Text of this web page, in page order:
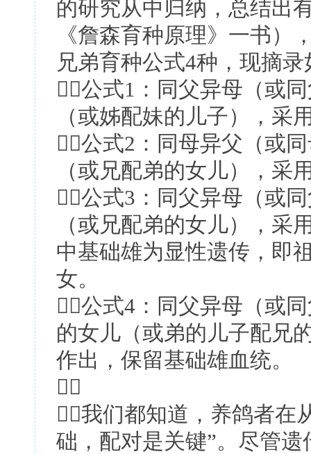
的研究从中归纳，总结出
《詹森育种原理》一书）
兄弟育种公式4种，现摘
公式1：同父异母（或
（或姊配妹的儿子），
公式2：同母异父（或
（或兄配弟的女儿），采
公式3：同父异母（或
（或兄配弟的女儿），采
中基础雄为显性遗传，即
女。
公式4：同父异母（或
的女儿（或弟的儿子配兄
作出，保留基础雄血统。

我们都知道，养鸽者在
础，配对是关键”。尽管